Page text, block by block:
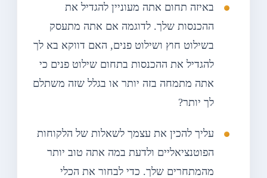
באיזה תחום אתה מעוניין להגדיל את
ההכנסות שלך. לדוגמה אם אתה מתעסק
בשילוט חוץ ושילוט פנים, האם דווקא בא לך
להגדיל את ההכנסות בתחום שילוט פנים כי
אתה מתמחה בזה יותר או בגלל שזה משתלם
לך יותר?
עליך להכין את עצמך לשאלות של הלקוחות
הפוטנציאליים ולדעת במה אתה טוב יותר
מהמתחרים שלך. כדי לבחור את הכלי